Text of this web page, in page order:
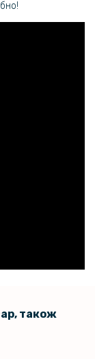
також